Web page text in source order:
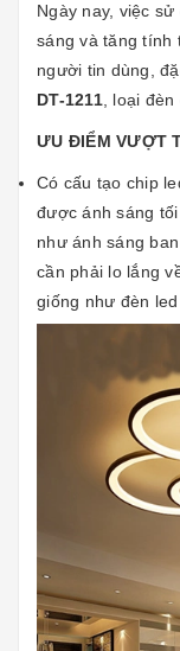
Ngày nay, việc
sáng và tăng tính
người tin dùng,
DT-1211, loại đèn
ƯU ĐIỂM VƯỢT
Có cấu tạo chip
được ánh sáng
như ánh sáng
cần phải lo lắng
giống như đèn